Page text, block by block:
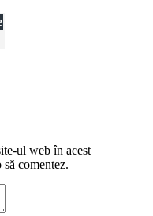
ul web în acest
comentez.